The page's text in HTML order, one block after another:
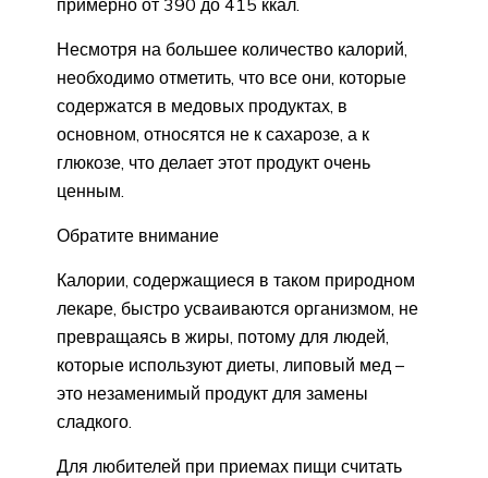
Несмотря на большее количество калорий,
необходимо отметить, что все они, которые
содержатся в медовых продуктах, в
основном, относятся не к сахарозе, а к
глюкозе, что делает этот продукт очень
ценным.
Обратите внимание
Калории, содержащиеся в таком природном
лекаре, быстро усваиваются организмом, не
превращаясь в жиры, потому для людей,
которые используют диеты, липовый мед –
это незаменимый продукт для замены
сладкого.
Для любителей при приемах пищи считать